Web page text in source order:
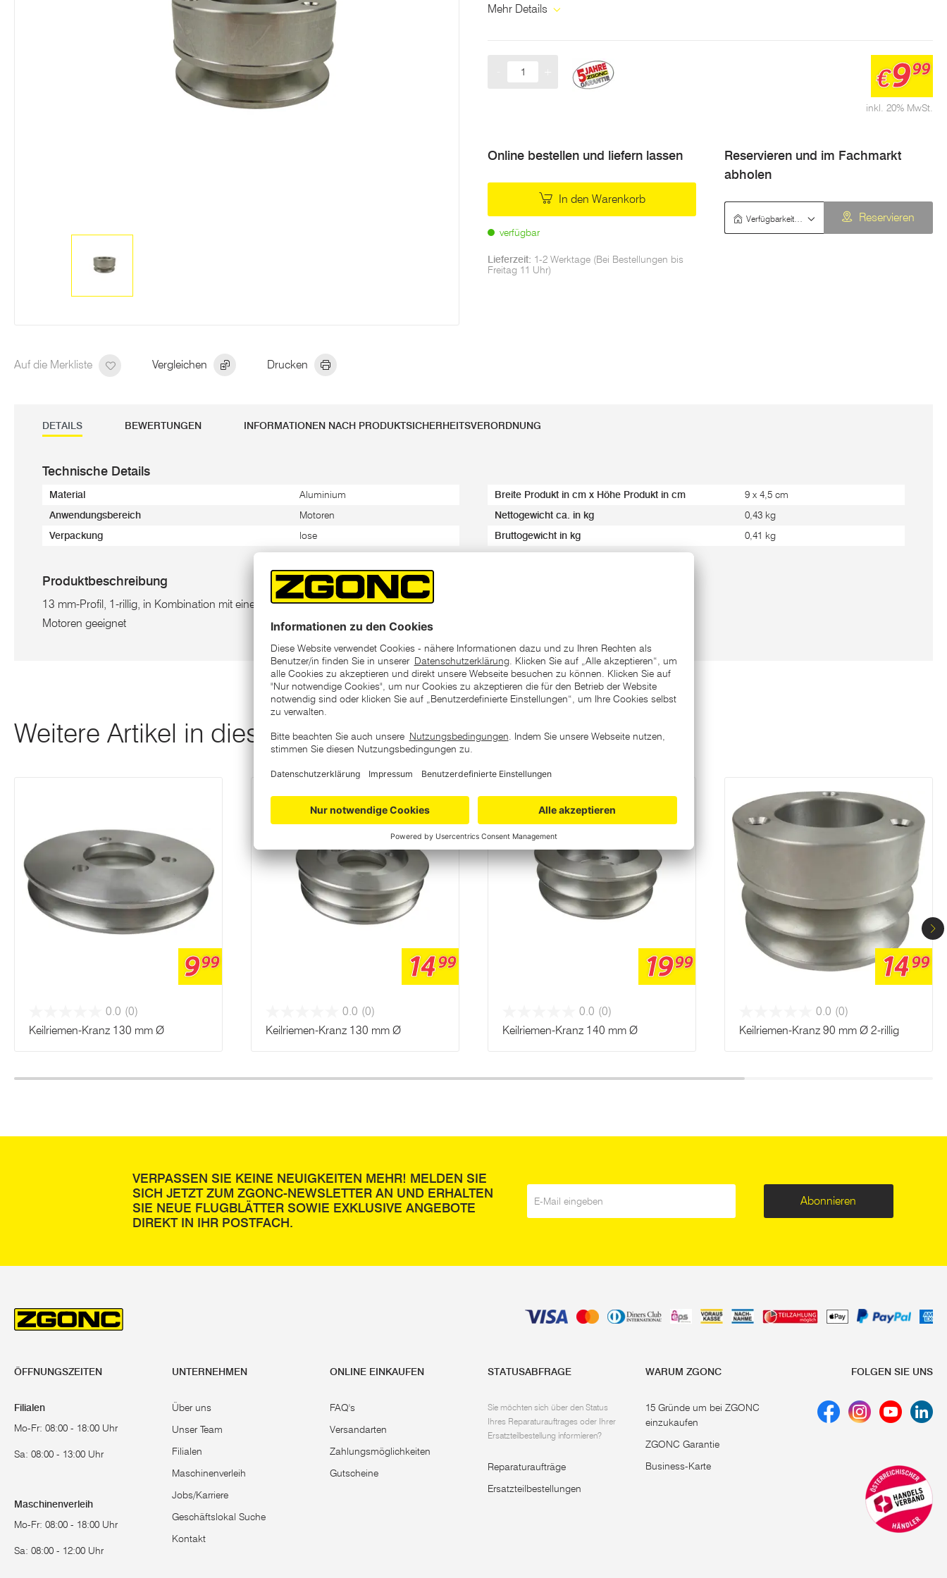
Auf die Merkliste Vergleichen Drucken
Mehr Details
inkl. 20% MwSt.
€999
Online bestellen und liefern lassen
In den Warenkorb
verfügbar
Lieferzeit: 1-2 Werktage (Bei Bestellungen bis
Freitag 11 Uhr)
Reservieren und im Fachmarkt
abholen
Reservieren
DETAILS BEWERTUNGEN INFORMATIONEN NACH PRODUKTSICHERHEITSVERORDNUNG
Technische Details
Material Aluminium
Anwendungsbereich Motoren
Verpackung lose
Breite Produkt in cm x Höhe Produkt in cm 9 x 4,5 cm
Nettogewicht ca. in kg 0,43 kg
Bruttogewicht in kg 0,41 kg
Produktbeschreibung
13 mm-Profil, 1-rillig, in Kombination mit einer Stecknabe für die verschiedensten
Motoren geeignet
Weitere Artikel in dieser Kategorie
999
0.0 (0)
Keilriemen-Kranz 130 mm Ø
1499
0.0 (0)
Keilriemen-Kranz 130 mm Ø
1999
0.0 (0)
Keilriemen-Kranz 140 mm Ø
1499
0.0 (0)
Keilriemen-Kranz 90 mm Ø 2-rillig
VERPASSEN SIE KEINE NEUIGKEITEN MEHR! MELDEN SIE
SICH JETZT ZUM ZGONC-NEWSLETTER AN UND ERHALTEN
SIE NEUE FLUGBLÄTTER SOWIE EXKLUSIVE ANGEBOTE
DIREKT IN IHR POSTFACH.
Abonnieren
ÖFFNUNGSZEITEN
Filialen
Mo-Fr: 08:00 - 18:00 Uhr
Sa: 08:00 - 13:00 Uhr
Maschinenverleih
Mo-Fr: 08:00 - 18:00 Uhr
Sa: 08:00 - 12:00 Uhr
UNTERNEHMEN
Über uns
Unser Team
Filialen
Maschinenverleih
Jobs/Karriere
Geschäftslokal Suche
Kontakt
ONLINE EINKAUFEN
FAQ's
Versandarten
Zahlungsmöglichkeiten
Gutscheine
STATUSABFRAGE
Sie möchten sich über den Status
Ihres Reparaturauftrages oder Ihrer
Ersatzteilbestellung informieren?
Reparaturaufträge
Ersatzteilbestellungen
WARUM ZGONC
15 Gründe um bei ZGONC
einzukaufen
ZGONC Garantie
Business-Karte
FOLGEN SIE UNS